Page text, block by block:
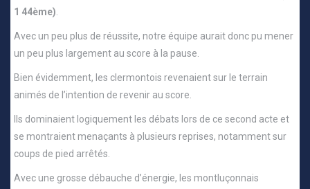
1 44ème).
Avec un peu plus de réussite, notre équipe aurait donc pu mener
un peu plus largement au score à la pause.
Bien évidemment, les clermontois revenaient sur le terrain
animés de l’intention de revenir au score.
Ils dominaient logiquement les débats lors de ce second acte et
se montraient menaçants à plusieurs reprises, notamment sur
coups de pied arrêtés.
Avec une grosse débauche d’énergie, les montluçonnais